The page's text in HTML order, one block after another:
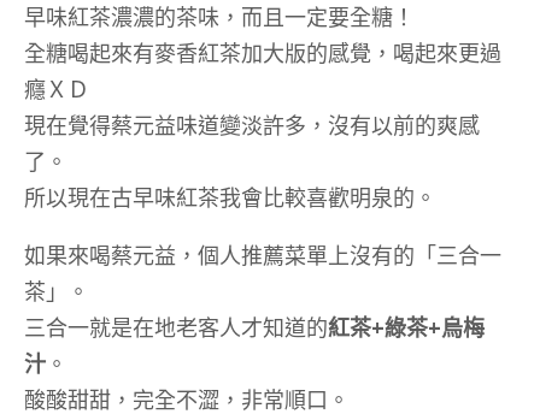
早味紅茶濃濃的茶味，而且一定要全糖！
全糖喝起來有麥香紅茶加大版的感覺，喝起來更過
癮ＸＤ
現在覺得蔡元益味道變淡許多，沒有以前的爽感
了。
所以現在古早味紅茶我會比較喜歡明泉的。
如果來喝蔡元益，個人推薦菜單上沒有的「三合一
茶」。
三合一就是在地老客人才知道的紅茶+綠茶+烏梅
汁 。
酸酸甜甜，完全不澀，非常順口。